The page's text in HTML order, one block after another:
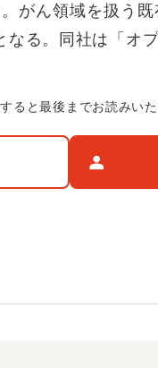
がん領域を扱う
なる。同社は「オ
ると最後までお読みいた